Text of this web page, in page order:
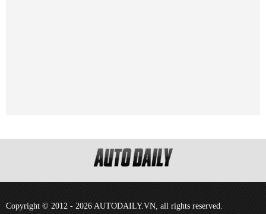
Copyright © 2012 - 2026 AUTODAILY.VN, all rights reserved.